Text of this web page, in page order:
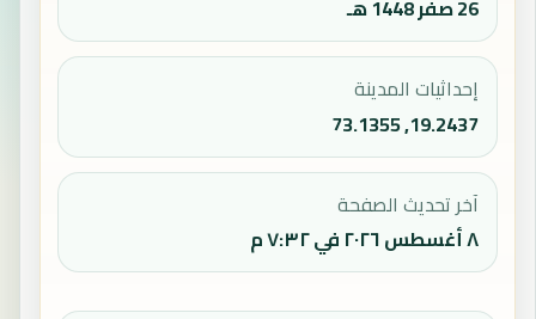
26 صفر 1448 هـ
إحداثيات المدينة
19.2437, 73.1355
آخر تحديث الصفحة
٨ أغسطس ٢٠٢٦ في ٧:٣٢ م